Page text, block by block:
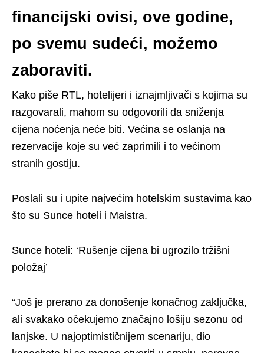
financijski ovisi, ove godine,
po svemu sudeći, možemo
zaboraviti.
Kako piše RTL, hotelijeri i iznajmljivači s kojima su
razgovarali, mahom su odgovorili da sniženja
cijena noćenja neće biti. Većina se oslanja na
rezervacije koje su već zaprimili i to većinom
stranih gostiju.
Poslali su i upite najvećim hotelskim sustavima kao
što su Sunce hoteli i Maistra.
Sunce hoteli: ‘Rušenje cijena bi ugrozilo tržišni
položaj’
“Još je prerano za donošenje konačnog zaključka,
ali svakako očekujemo značajno lošiju sezonu od
lanjske. U najoptimističnijem scenariju, dio